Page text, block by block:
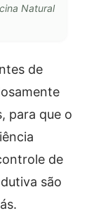
Natural
de
para que o
de
são